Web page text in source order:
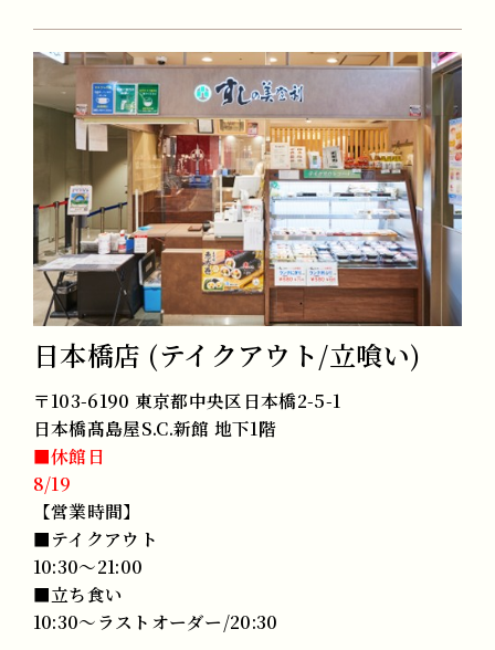
日本橋店 (テイクアウト/立喰い)
〒103-6190 東京都中央区日本橋2-5-1
日本橋髙島屋S.C.新館 地下1階
■休館日
8/19
【営業時間】
■テイクアウト
10:30～21:00
■立ち食い
10:30～ラストオーダー/20:30